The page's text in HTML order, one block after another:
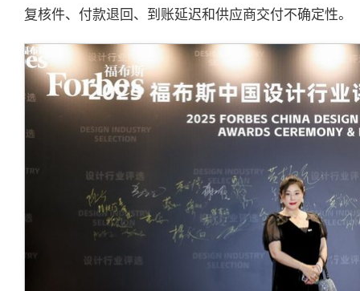
复核件、付款退回、到账延迟和供应商交付不确定性。